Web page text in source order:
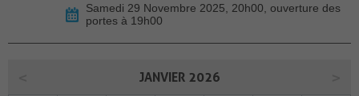
Samedi 29 Novembre 2025, 20h00, ouverture des
portes à 19h00
JANVIER 2026